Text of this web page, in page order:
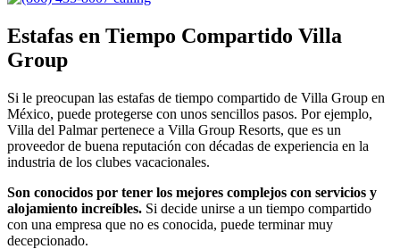
Estafas en Tiempo Compartido Villa
Group
Si le preocupan las estafas de tiempo compartido de Villa Group en
México, puede protegerse con unos sencillos pasos. Por ejemplo,
Villa del Palmar pertenece a Villa Group Resorts, que es un
proveedor de buena reputación con décadas de experiencia en la
industria de los clubes vacacionales.
Son conocidos por tener los mejores complejos con servicios y
alojamiento increíbles. Si decide unirse a un tiempo compartido
con una empresa que no es conocida, puede terminar muy
decepcionado.